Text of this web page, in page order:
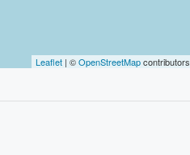
Leaflet | ©OpenStreetMapcontributors